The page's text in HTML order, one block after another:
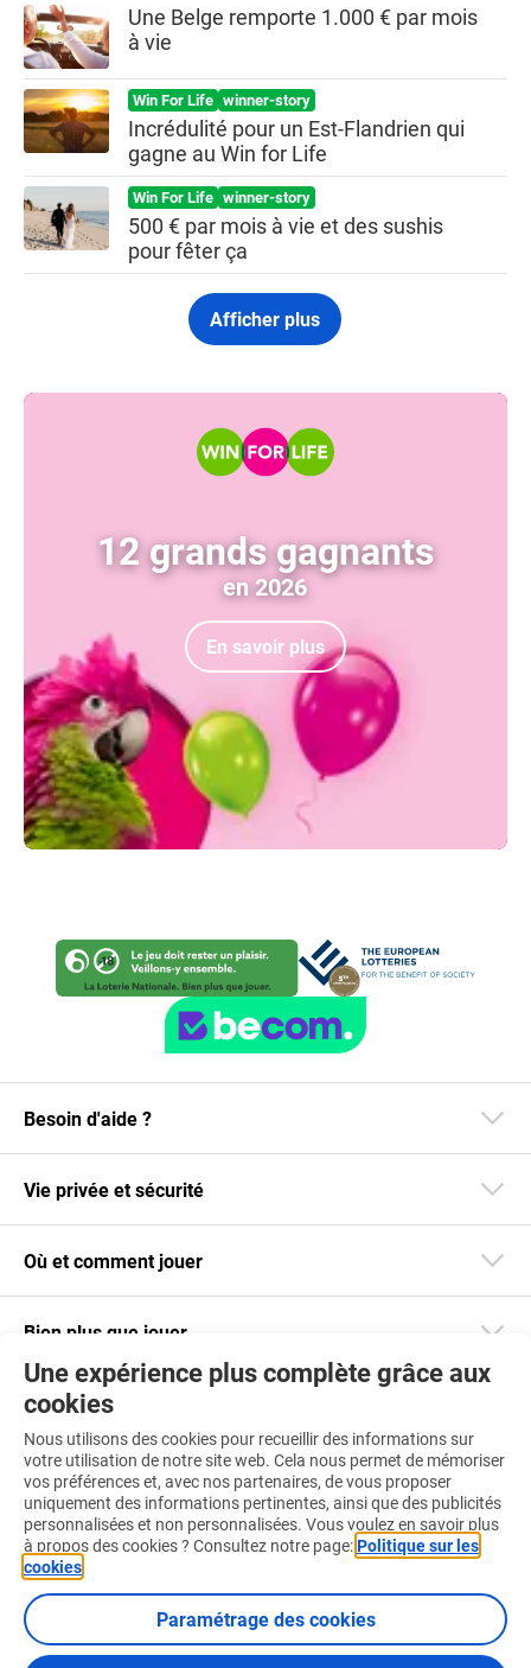
Une Belge remporte 1.000 € par mois
à vie
Win For Life winner-story
Incrédulité pour un Est-Flandrien qui
gagne au Win for Life
Win For Life winner-story
500 € par mois à vie et des sushis
pour fêter ça
Afficher plus
12 grands gagnants
en 2026
En savoir plus
Une expérience plus complète grâce aux
cookies
Nous utilisons des cookies pour recueillir des informations sur
votre utilisation de notre site web. Cela nous permet de mémoriser
vos préférences et, avec nos partenaires, de vous proposer
uniquement des informations pertinentes, ainsi que des publicités
personnalisées et non personnalisées. Vous voulez en savoir plus
à propos des cookies ? Consultez notre page:Politique sur les
cookies
Paramétrage des cookies
Besoin d'aide ?
Vie privée et sécurité
Où et comment jouer
Bien plus que jouer
Téléchargez notre app